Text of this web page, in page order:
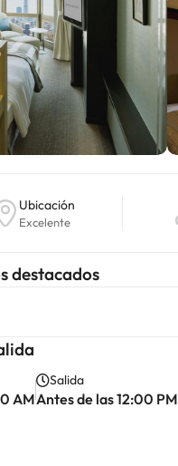
Ubicación
Excelente
destacados
AM
Salida
Antes de las 12:00 PM